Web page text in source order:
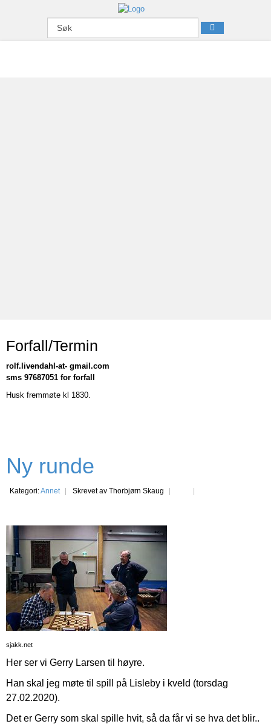
Forfall/Termin
rolf.livendahl-at- gmail.com
sms 97687051 for forfall
Husk fremmøte kl 1830.
Ny runde
Kategori:Annet Skrevet av Thorbjørn Skaug
sjakk.net
Her ser vi Gerry Larsen til høyre.
Han skal jeg møte til spill på Lisleby i kveld (torsdag
27.02.2020).
Det er Gerry som skal spille hvit, så da får vi se hva det blir..